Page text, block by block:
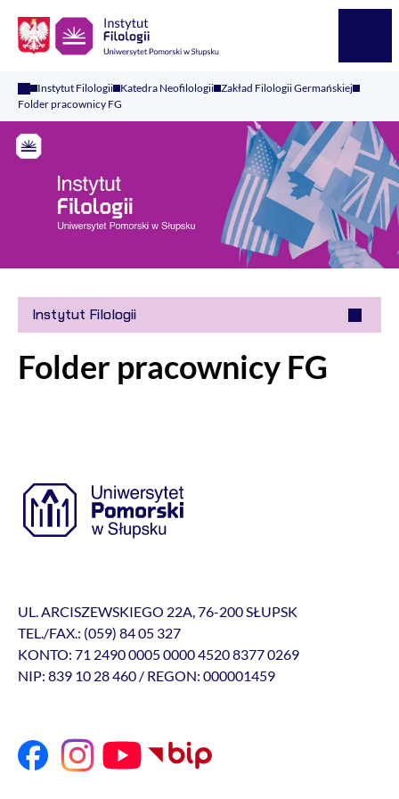
Instytut Filologii Katedra Neofilologii Zakład Filologii Germańskiej
Folder pracownicy FG
Instytut Filologii
Folder pracownicy FG
UL. ARCISZEWSKIEGO 22A, 76-200 SŁUPSK
TEL./FAX.: (059) 84 05 327
KONTO: 71 2490 0005 0000 4520 8377 0269
NIP: 839 10 28 460 / REGON: 000001459